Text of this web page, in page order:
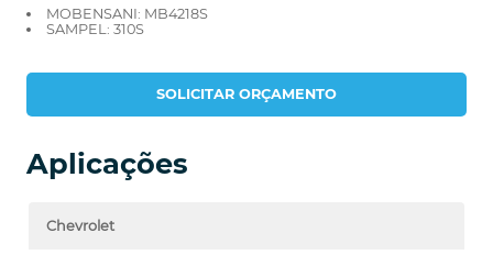
MOBENSANI: MB4218S
SAMPEL: 310S
SOLICITAR ORÇAMENTO
Aplicações
Chevrolet